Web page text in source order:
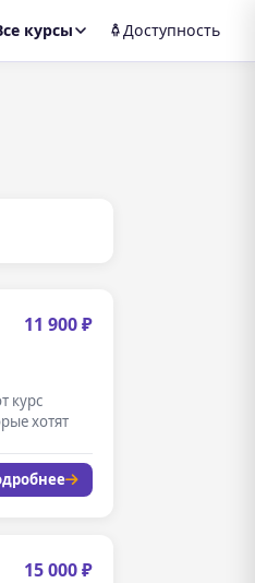
курсы Доступность
11 900 ₽
курс
хотят
15 000 ₽